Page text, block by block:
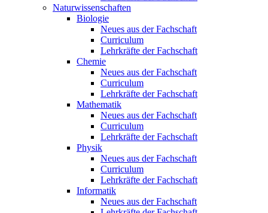
Naturwissenschaften
Biologie
Neues aus der Fachschaft
Curriculum
Lehrkräfte der Fachschaft
Chemie
Neues aus der Fachschaft
Curriculum
Lehrkräfte der Fachschaft
Mathematik
Neues aus der Fachschaft
Curriculum
Lehrkräfte der Fachschaft
Physik
Neues aus der Fachschaft
Curriculum
Lehrkräfte der Fachschaft
Informatik
Neues aus der Fachschaft